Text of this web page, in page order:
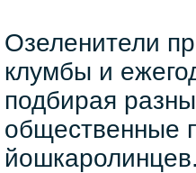
Озеленители
клумбы и
подбирая
общественные